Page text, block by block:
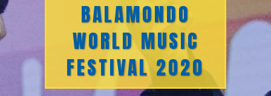
BALAMONDO
WORLD MUSIC
FESTIVAL 2020